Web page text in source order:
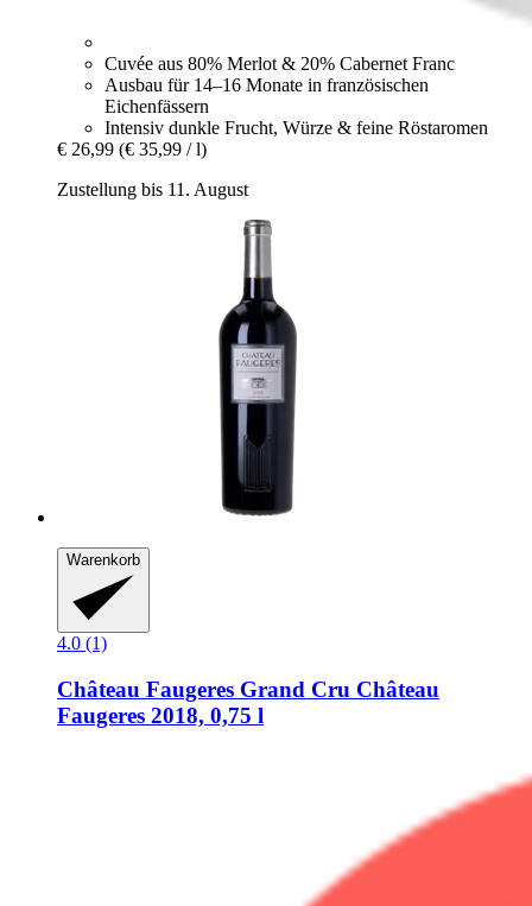
Cuvée aus 80% Merlot & 20% Cabernet Franc
Ausbau für 14–16 Monate in französischen
Eichenfässern
Intensiv dunkle Frucht, Würze & feine Röstaromen
€ 26,99 (€ 35,99 / l)
Zustellung bis 11. August
Warenkorb
4.0 (1)
Château Faugeres Grand Cru Château
Faugeres 2018, 0,75 l